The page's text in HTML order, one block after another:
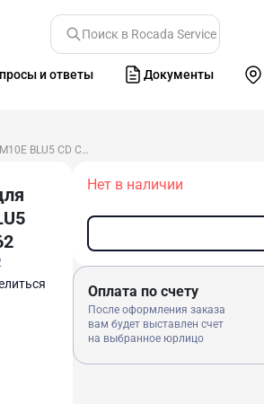
Поиск в Rocada Service
и ответы Документы
Обивка кресла для DM10, DM10E BLU5 CD CD 283612.062
Нет в наличии
Оплата по счету
После оформления заказа
вам будет выставлен счет
на выбранное юрлицо